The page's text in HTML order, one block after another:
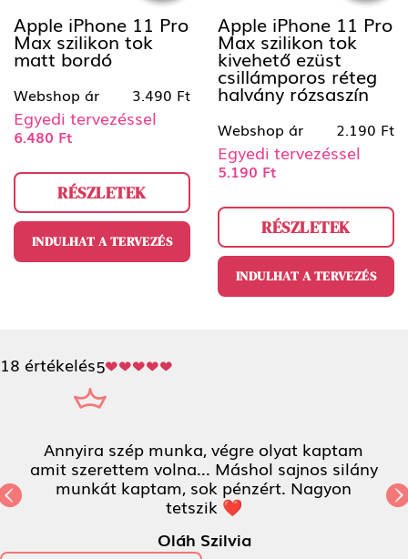
Apple iPhone 11 Pro
Max szilikon tok
matt bordó
Webshop ár 3.490 Ft
Egyedi tervezéssel
6.480 Ft
RÉSZLETEK
INDULHAT A TERVEZÉS
Apple iPhone 11 Pro
Max szilikon tok
kivehető ezüst
csillámporos réteg
halvány rózsaszín
Webshop ár 2.190 Ft
Egyedi tervezéssel
5.190 Ft
RÉSZLETEK
INDULHAT A TERVEZÉS
18 értékelés5
Annyira szép munka, végre olyat kaptam
amit szerettem volna... Máshol sajnos silány
munkát kaptam, sok pénzért. Nagyon
tetszik ❤
Oláh Szilvia
Previous